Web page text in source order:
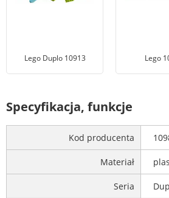
Lego Duplo 10913 Lego
Specyfikacja, funkcje
Kod producenta
Materiał
Seria